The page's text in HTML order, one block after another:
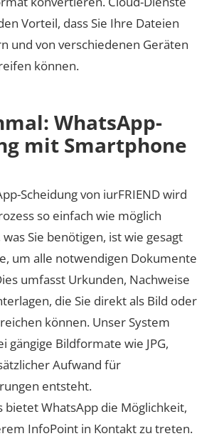
Vorteil, dass Sie Ihre Dateien
und von verschiedenen Geräten
können.
WhatsApp-
mit Smartphone
Scheidung von iurFRIEND wird
so einfach wie möglich
Sie benötigen, ist wie gesagt
um alle notwendigen Dokumente
umfasst Urkunden, Nachweise
die Sie direkt als Bild oder
können. Unser System
gängige Bildformate wie JPG,
Aufwand für
entsteht.
bietet WhatsApp die Möglichkeit,
InfoPoint in Kontakt zu treten.